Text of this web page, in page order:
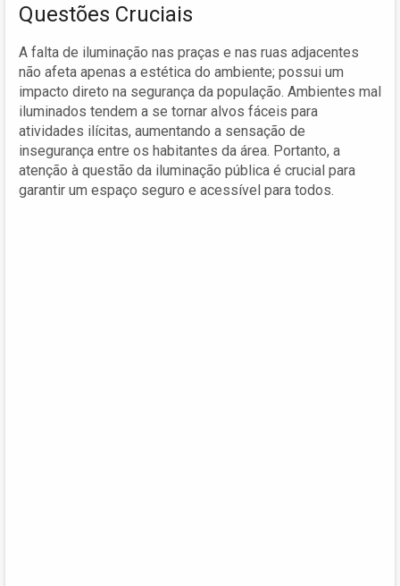
Questões Cruciais
A falta de iluminação nas praças e nas ruas adjacentes
não afeta apenas a estética do ambiente; possui um
impacto direto na segurança da população. Ambientes mal
iluminados tendem a se tornar alvos fáceis para
atividades ilícitas, aumentando a sensação de
insegurança entre os habitantes da área. Portanto, a
atenção à questão da iluminação pública é crucial para
garantir um espaço seguro e acessível para todos.